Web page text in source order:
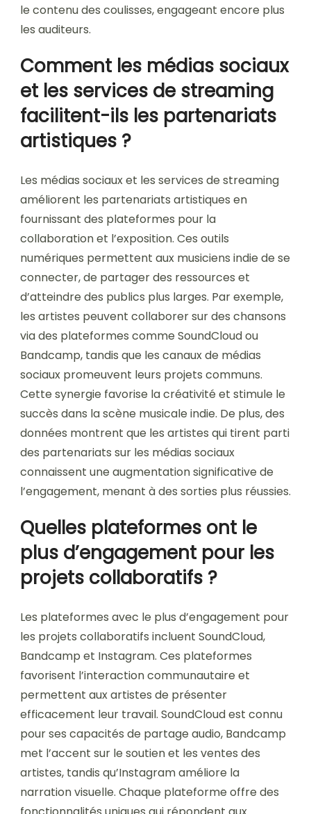
le contenu des coulisses, engageant encore plus
les auditeurs.
Comment les médias sociaux
et les services de streaming
facilitent-ils les partenariats
artistiques ?
Les médias sociaux et les services de streaming
améliorent les partenariats artistiques en
fournissant des plateformes pour la
collaboration et l’exposition. Ces outils
numériques permettent aux musiciens indie de se
connecter, de partager des ressources et
d’atteindre des publics plus larges. Par exemple,
les artistes peuvent collaborer sur des chansons
via des plateformes comme SoundCloud ou
Bandcamp, tandis que les canaux de médias
sociaux promeuvent leurs projets communs.
Cette synergie favorise la créativité et stimule le
succès dans la scène musicale indie. De plus, des
données montrent que les artistes qui tirent parti
des partenariats sur les médias sociaux
connaissent une augmentation significative de
l’engagement, menant à des sorties plus réussies.
Quelles plateformes ont le
plus d’engagement pour les
projets collaboratifs ?
Les plateformes avec le plus d’engagement pour
les projets collaboratifs incluent SoundCloud,
Bandcamp et Instagram. Ces plateformes
favorisent l’interaction communautaire et
permettent aux artistes de présenter
efficacement leur travail. SoundCloud est connu
pour ses capacités de partage audio, Bandcamp
met l’accent sur le soutien et les ventes des
artistes, tandis qu’Instagram améliore la
narration visuelle. Chaque plateforme offre des